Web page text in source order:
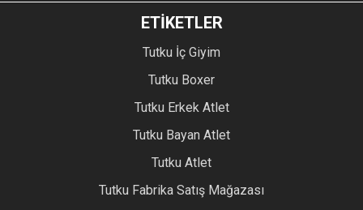
ETİKETLER
Tutku İç Giyim
Tutku Boxer
Tutku Erkek Atlet
Tutku Bayan Atlet
Tutku Atlet
Tutku Fabrika Satış Mağazası